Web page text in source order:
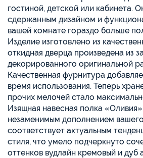
гостиной, детской или кабинета.
сдержанным дизайном и
вашей комнате гораздо больше
Изделие изготовлено из
откидная дверца произведена из
декорированного оригинальной
Качественная фурнитура
время использования. Теперь
прочих мелочей стало
Изящная навесная полка
незаменимым дополнением
соответствует актуальным
стиля, что умело подчеркнуто
оттенков вудлайн кремовый и дуб